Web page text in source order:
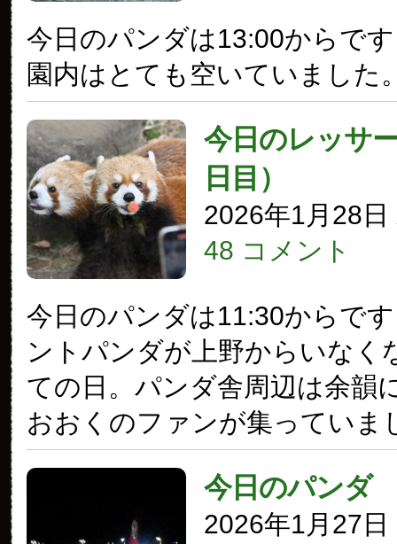
今日のパンダは13:00からで
園内はとても空いていました
今日のレッサ
日目）
2026年1月28日
48 コメント
今日のパンダは11:30からで
ントパンダが上野からいなく
ての日。パンダ舎周辺は余韻
おおくのファンが集っていま
今日のパンダ
2026年1月27日